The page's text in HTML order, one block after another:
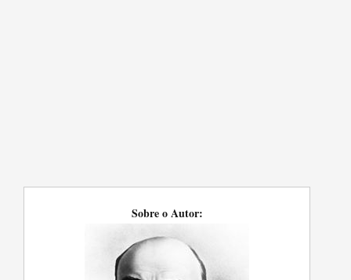
Sobre o Autor: